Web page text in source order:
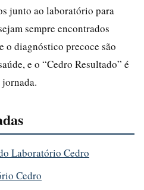
junto ao laboratório para
sempre encontrados
o diagnóstico precoce são
e o “Cedro Resultado” é
Laboratório Cedro
Cedro